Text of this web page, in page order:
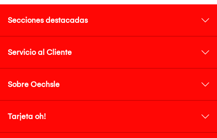
Secciones destacadas
Servicio al Cliente
Sobre Oechsle
Tarjeta oh!